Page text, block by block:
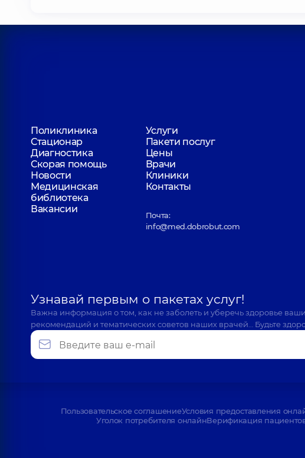
Поликлиника
Услуги
Стационар
Пакети послуг
Диагностика
Цены
Скорая помощь
Врачи
Новости
Клиники
Медицинская
библиотека
Контакты
Вакансии
Почта:
info@med.dobrobut.com
Узнавай первым о пакетах услуг!
Важна информация о том, как не заболеть и уберечь здоровье
рекомендаций и тематических советов наших врачей… Будьте
Пользовательское соглашениеУсловия предоставления
Уголок потребителя онлайнВерификация